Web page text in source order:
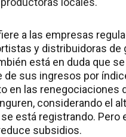
a las empresas
y distribuidoras de
está en duda que
de sus ingresos por
en las renegociaciones
considerando el
se está registrando. Pero
subsidios.